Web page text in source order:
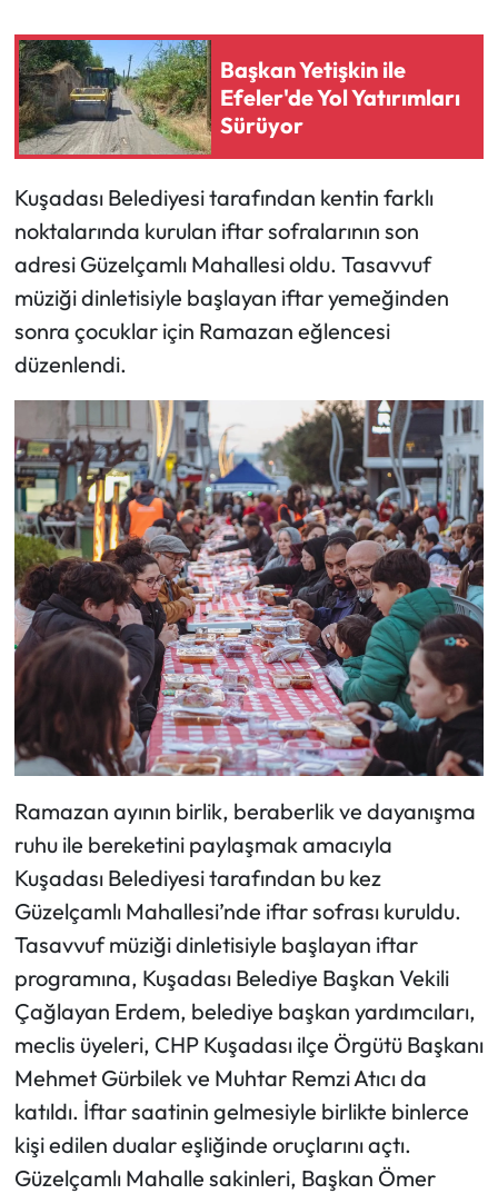
Başkan Yetişkin ile
Efeler'de Yol Yatırımları
Sürüyor
Kuşadası Belediyesi tarafından kentin farklı
noktalarında kurulan iftar sofralarının son
adresi Güzelçamlı Mahallesi oldu. Tasavvuf
müziği dinletisiyle başlayan iftar yemeğinden
sonra çocuklar için Ramazan eğlencesi
düzenlendi.
Ramazan ayının birlik, beraberlik ve dayanışma
ruhu ile bereketini paylaşmak amacıyla
Kuşadası Belediyesi tarafından bu kez
Güzelçamlı Mahallesi’nde iftar sofrası kuruldu.
Tasavvuf müziği dinletisiyle başlayan iftar
programına, Kuşadası Belediye Başkan Vekili
Çağlayan Erdem, belediye başkan yardımcıları,
meclis üyeleri, CHP Kuşadası ilçe Örgütü Başkanı
Mehmet Gürbilek ve Muhtar Remzi Atıcı da
katıldı. İftar saatinin gelmesiyle birlikte binlerce
kişi edilen dualar eşliğinde oruçlarını açtı.
Güzelçamlı Mahalle sakinleri, Başkan Ömer